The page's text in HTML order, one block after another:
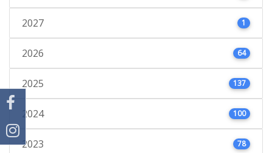
2027 1
2026 64
2025 137
2024 100
2023 78